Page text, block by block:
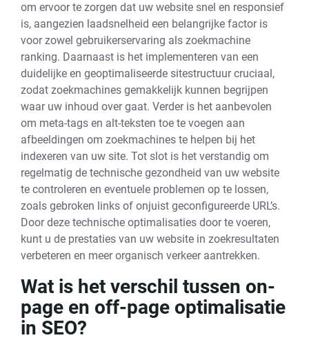
om ervoor te zorgen dat uw website snel en responsief
is, aangezien laadsnelheid een belangrijke factor is
voor zowel gebruikerservaring als zoekmachine
ranking. Daarnaast is het implementeren van een
duidelijke en geoptimaliseerde sitestructuur cruciaal,
zodat zoekmachines gemakkelijk kunnen begrijpen
waar uw inhoud over gaat. Verder is het aanbevolen
om meta-tags en alt-teksten toe te voegen aan
afbeeldingen om zoekmachines te helpen bij het
indexeren van uw site. Tot slot is het verstandig om
regelmatig de technische gezondheid van uw website
te controleren en eventuele problemen op te lossen,
zoals gebroken links of onjuist geconfigureerde URL’s.
Door deze technische optimalisaties door te voeren,
kunt u de prestaties van uw website in zoekresultaten
verbeteren en meer organisch verkeer aantrekken.
Wat is het verschil tussen on-
page en off-page optimalisatie
in SEO?